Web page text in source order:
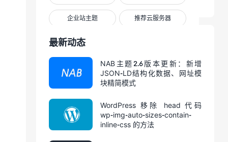
企业站主题 推荐云服务器
查看全部 WordPress新手教程
最新动态
NAB主题2.6版本更新：新增
JSON-LD结构化数据、网址模
块精简模式
WordPress 移除 head 代码
wp-img-auto-sizes-contain-
inline-css 的方法